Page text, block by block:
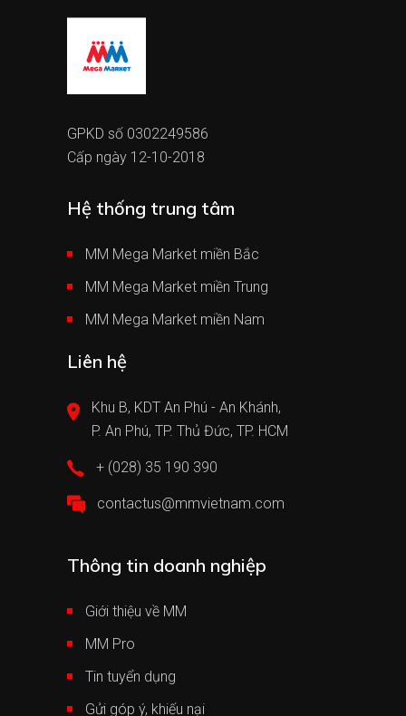
GPKD số 0302249586
Cấp ngày 12-10-2018
Hệ thống trung tâm
MM Mega Market miền Bắc
MM Mega Market miền Trung
MM Mega Market miền Nam
Liên hệ
Khu B, KDT An Phú - An Khánh,
P. An Phú, TP. Thủ Đức, TP. HCM
+ (028) 35 190 390
contactus@mmvietnam.com
Thông tin doanh nghiệp
Giới thiệu về MM
MM Pro
Tin tuyển dụng
Gửi góp ý, khiếu nại